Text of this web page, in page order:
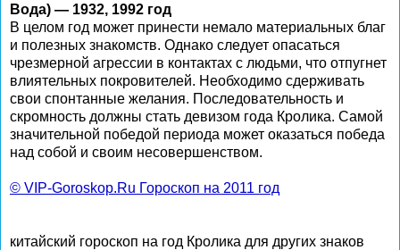
Вода) — 1932, 1992 год
В целом год может принести немало материальных благ
и полезных знакомств. Однако следует опасаться
чрезмерной агрессии в контактах с людьми, что отпугнет
влиятельных покровителей. Необходимо сдерживать
свои спонтанные желания. Последовательность и
скромность должны стать девизом года Кролика. Самой
значительной победой периода может оказаться победа
над собой и своим несовершенством.
© VIP-Goroskop.Ru Гороскоп на 2011 год
китайский гороскоп на год Кролика для других знаков